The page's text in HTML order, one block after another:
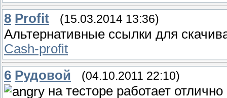
8 Profit (15.03.2014 13:36)
Альтернативные ссылки для
Cash-profit
6 Рудовой (04.10.2011 22:10)
на тесторе работает